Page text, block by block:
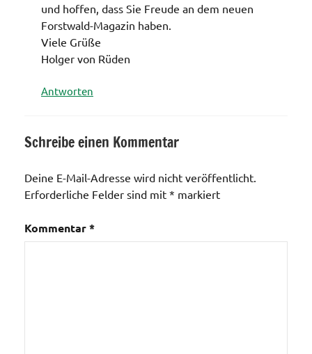
und hoffen, dass Sie Freude an dem neuen
Forstwald-Magazin haben.
Viele Grüße
Holger von Rüden
Antworten
Schreibe einen Kommentar
Deine E-Mail-Adresse wird nicht veröffentlicht.
Erforderliche Felder sind mit * markiert
Kommentar*